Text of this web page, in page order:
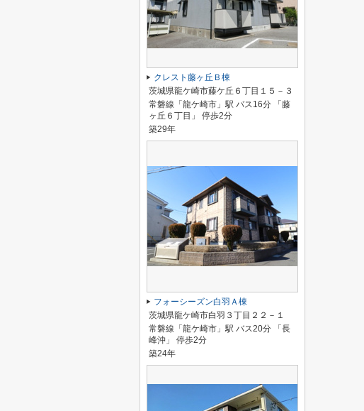
クレスト藤ヶ丘Ｂ棟
茨城県龍ケ崎市藤ケ丘６丁目１５－３
常磐線「龍ケ崎市」駅 バス16分 「藤
ヶ丘６丁目」 停歩2分
築29年
フォーシーズン白羽Ａ棟
茨城県龍ケ崎市白羽３丁目２２－１
常磐線「龍ケ崎市」駅 バス20分 「長
峰沖」 停歩2分
築24年